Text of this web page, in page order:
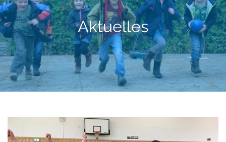
Aktuelles